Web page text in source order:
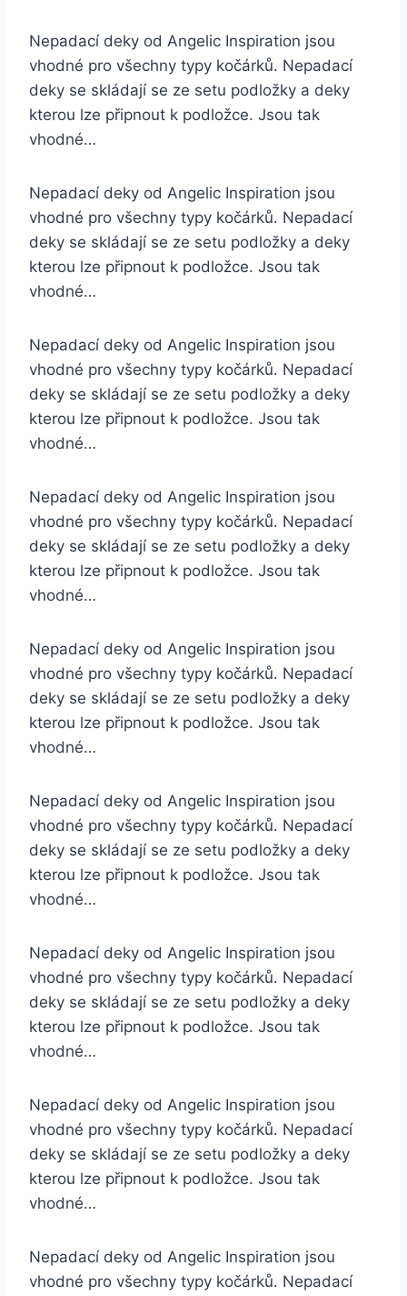
Nepadací deky od Angelic Inspiration jsou
vhodné pro všechny typy kočárků. Nepadací
deky se skládají se ze setu podložky a deky
kterou lze připnout k podložce. Jsou tak
vhodné…
Nepadací deky od Angelic Inspiration jsou
vhodné pro všechny typy kočárků. Nepadací
deky se skládají se ze setu podložky a deky
kterou lze připnout k podložce. Jsou tak
vhodné…
Nepadací deky od Angelic Inspiration jsou
vhodné pro všechny typy kočárků. Nepadací
deky se skládají se ze setu podložky a deky
kterou lze připnout k podložce. Jsou tak
vhodné…
Nepadací deky od Angelic Inspiration jsou
vhodné pro všechny typy kočárků. Nepadací
deky se skládají se ze setu podložky a deky
kterou lze připnout k podložce. Jsou tak
vhodné…
Nepadací deky od Angelic Inspiration jsou
vhodné pro všechny typy kočárků. Nepadací
deky se skládají se ze setu podložky a deky
kterou lze připnout k podložce. Jsou tak
vhodné…
Nepadací deky od Angelic Inspiration jsou
vhodné pro všechny typy kočárků. Nepadací
deky se skládají se ze setu podložky a deky
kterou lze připnout k podložce. Jsou tak
vhodné…
Nepadací deky od Angelic Inspiration jsou
vhodné pro všechny typy kočárků. Nepadací
deky se skládají se ze setu podložky a deky
kterou lze připnout k podložce. Jsou tak
vhodné…
Nepadací deky od Angelic Inspiration jsou
vhodné pro všechny typy kočárků. Nepadací
deky se skládají se ze setu podložky a deky
kterou lze připnout k podložce. Jsou tak
vhodné…
Nepadací deky od Angelic Inspiration jsou
vhodné pro všechny typy kočárků. Nepadací